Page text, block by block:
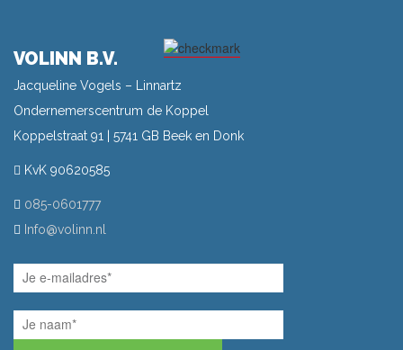
VOLINN B.V.
Jacqueline Vogels – Linnartz
Ondernemerscentrum de Koppel
Koppelstraat 91 | 5741 GB Beek en Donk
KvK 90620585
085-0601777
Info@volinn.nl